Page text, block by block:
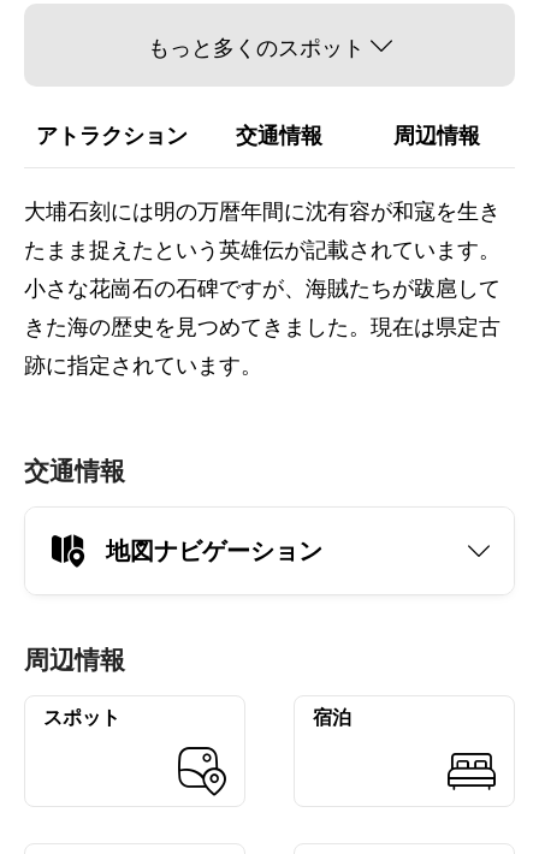
もっと多くのスポット
アトラクション 交通情報 周辺情報
大埔石刻には明の万暦年間に沈有容が和寇を生き
たまま捉えたという英雄伝が記載されています。
小さな花崗石の石碑ですが、海賊たちが跋扈して
きた海の歴史を見つめてきました。現在は県定古
跡に指定されています。
交通情報
地図ナビゲーション
周辺情報
スポット 宿泊